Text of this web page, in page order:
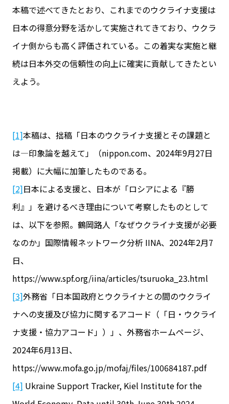
本稿で述べてきたとおり、これまでのウクライナ支援は
日本の得意分野を活かして実施されてきており、ウクラ
イナ側からも高く評価されている。この着実な実施と継
続は日本外交の信頼性の向上に確実に貢献してきたとい
えよう。
[1]本稿は、拙稿「日本のウクライナ支援とその課題と
は―印象論を越えて」（nippon.com、2024年9月27日
掲載）に大幅に加筆したものである。
[2]日本による支援と、日本が「ロシアによる『勝
利』」を避けるべき理由について考察したものとして
は、以下を参照。鶴岡路人「なぜウクライナ支援が必要
なのか」国際情報ネットワーク分析 IINA、2024年2月7
日、
https://www.spf.org/iina/articles/tsuruoka_23.html
[3]外務省「日本国政府とウクライナとの間のウクライ
ナへの支援及び協力に関するアコード（「日・ウクライ
ナ支援・協力アコード」）」、外務省ホームページ、
2024年6月13日、
https://www.mofa.go.jp/mofaj/files/100684187.pdf
[4] Ukraine Support Tracker, Kiel Institute for the